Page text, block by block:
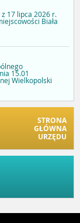
17 lipca 2026 r.
Biała
15.01
Wielkopolski
STRONA
GŁÓWNA
URZĘDU